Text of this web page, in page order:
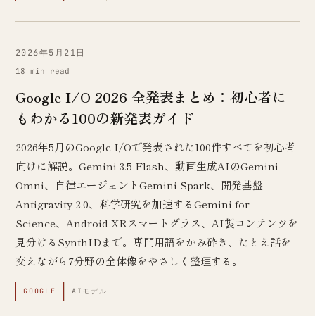
2026年5月21日
18 min read
Google I/O 2026 全発表まとめ：初心者に
もわかる100の新発表ガイド
2026年5月のGoogle I/Oで発表された100件すべてを初心者
向けに解説。Gemini 3.5 Flash、動画生成AIのGemini
Omni、自律エージェントGemini Spark、開発基盤
Antigravity 2.0、科学研究を加速するGemini for
Science、Android XRスマートグラス、AI製コンテンツを
見分けるSynthIDまで。専門用語をかみ砕き、たとえ話を
交えながら7分野の全体像をやさしく整理する。
GOOGLE AIモデル